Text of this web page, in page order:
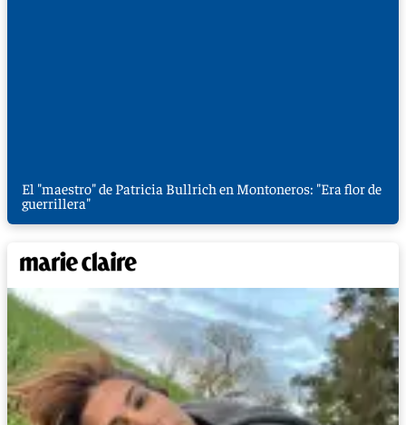
El "maestro" de Patricia Bullrich en Montoneros: "Era flor de
guerrillera"